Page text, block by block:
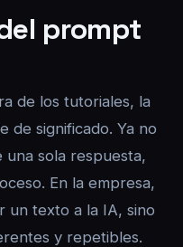
prompt
de los tutoriales, la
de significado. Ya no
una sola respuesta,
En la empresa,
un texto a la IA, sino
y repetibles.